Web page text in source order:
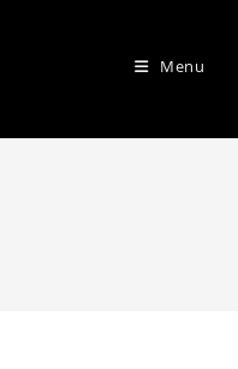
Menu